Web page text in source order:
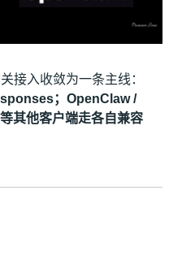
接入收敛为一条主线：
；OpenClaw /
其他客户端走各自兼容